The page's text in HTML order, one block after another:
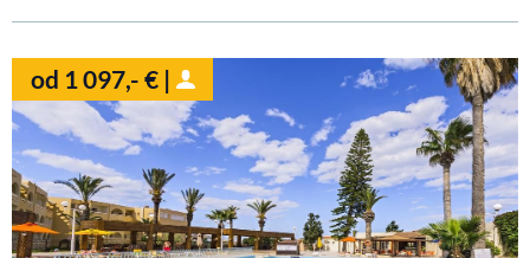
od 1 097,- € |